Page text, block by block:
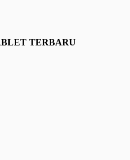
TERBARU